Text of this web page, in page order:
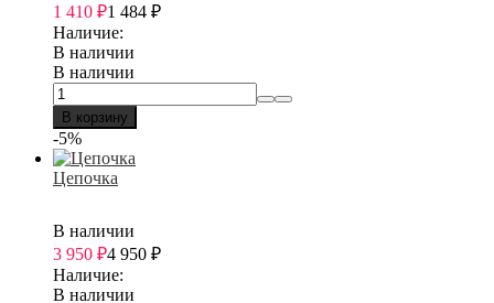
1 410 ₽1 484 ₽
Наличие:
В наличии
В наличии
В корзину
-5%
Цепочка
В наличии
3 950 ₽4 950 ₽
Наличие:
В наличии